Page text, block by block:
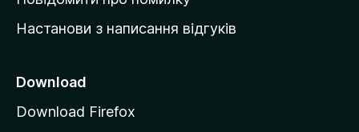
M
z
l
Настанови з написання відгуків
Download
Download Firefox